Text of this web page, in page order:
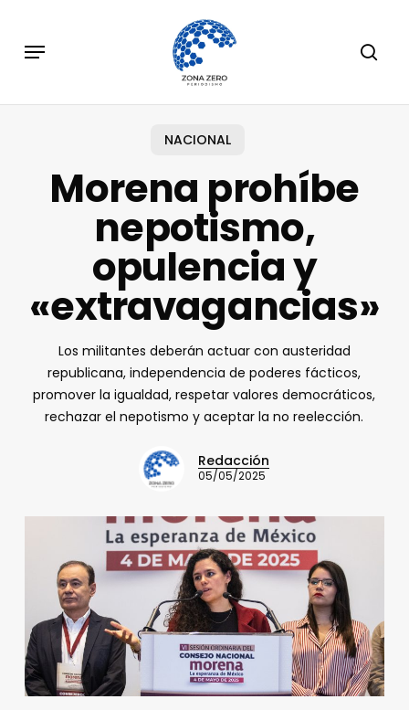
main
Menu
NACIONAL
Morena prohíbe
nepotismo,
opulencia y
«extravagancias»
Los militantes deberán actuar con austeridad
republicana, independencia de poderes fácticos,
promover la igualdad, respetar valores democráticos,
rechazar el nepotismo y aceptar la no reelección.
Redacción
05/05/2025